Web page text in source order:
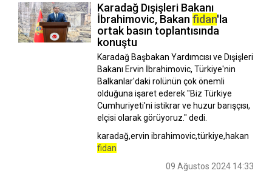
Karadağ Dışişleri Bakanı
İbrahimovic, Bakan fidan'la
ortak basın toplantısında
konuştu
Karadağ Başbakan Yardımcısı ve Dışişleri
Bakanı Ervin İbrahimovic, Türkiye'nin
Balkanlar'daki rolünün çok önemli
olduğuna işaret ederek "Biz Türkiye
Cumhuriyeti'ni istikrar ve huzur barışçısı,
elçisi olarak görüyoruz." dedi.
karadağ,ervin ibrahimovic,türkiye,hakan
fidan
09 Ağustos 2024 14:33